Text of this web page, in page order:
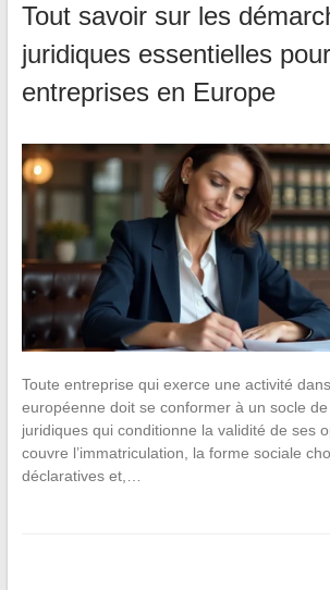
Tout savoir sur les
juridiques essentielles
entreprises en Europe
Toute entreprise qui exerce une activité
européenne doit se conformer à un socle
juridiques qui conditionne la validité de ses
couvre l’immatriculation, la forme sociale
déclaratives et,…